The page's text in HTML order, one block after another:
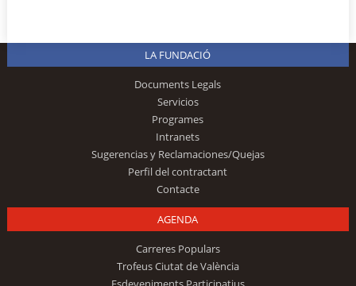
LA FUNDACIÓ
Documents Legals
Servicios
Programes
Intranets
Sugerencias y Reclamaciones/Quejas
Perfil del contractant
Contacte
AGENDA
Carreres Populars
Trofeus Ciutat de València